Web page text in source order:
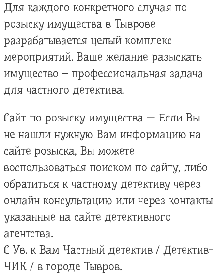
Для каждого конкретного случая по
розыску имущества в Тыврове
разрабатывается целый комплекс
мероприятий. Ваше желание разыскать
имущество – профессиональная задача
для частного детектива.
Сайт по розыску имущества — Если Вы
не нашли нужную Вам информацию на
сайте розыска, Вы можете
воспользоваться поиском по сайту, либо
обратиться к частному детективу через
онлайн консультацию или через контакты
указанные на сайте детективного
агентства.
С Ув. к Вам Частный детектив / Детектив-
ЧИК / в городе Тывров.